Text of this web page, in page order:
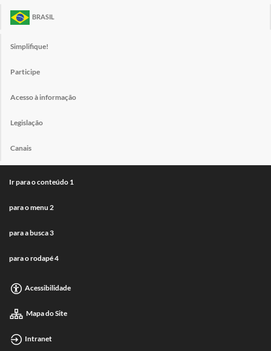
BRASIL
Simplifique!
Participe
Acesso à informação
Legislação
Canais
Ir para o conteúdo 1
para o menu 2
para a busca3
para o rodapé4
Acessibilidade
Mapa do Site
Intranet